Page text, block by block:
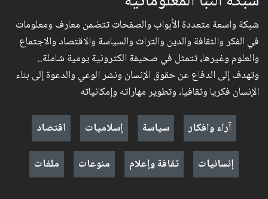
شبكة واسعة متعددة الأبواب والصفحات تتضمن معارف ومعلومات
في الفكر والثقافة والدين والتراث والسياسة والاقتصاد والاجتماع
والعلوم وغيرها، تتمثل في صحيفة الكترونية يومية شاملة..
وتهدف إلى الدفاع عن حقوق الإنسان ونشر الوعي والدعوة إلى بناء
الإنسان فكريا وثقافيا، وتطوير مهاراته وإمكانياته
آراء وافكار
سياسة إسلاميات
اقتصاد
إنسانيات
ثقافة وإعلام منوعات ملفات